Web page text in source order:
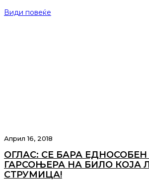
Види повеќе
Април 16, 2018
ОГЛАС: СЕ БАРА
ГАРСОЊЕРА НА БИЛО КОЈА
СТРУМИЦА!